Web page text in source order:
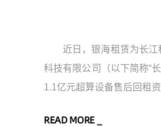
近日，银海租赁为长江
科技有限公司（以下简称“
1.1亿元超算设备售后回租
READ MORE _